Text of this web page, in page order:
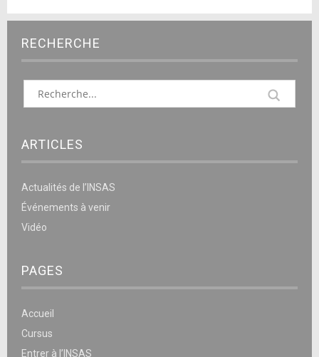
RECHERCHE
ARTICLES
Actualités de l’INSAS
Événements à venir
Vidéo
PAGES
Accueil
Cursus
Entrer à l’INSAS